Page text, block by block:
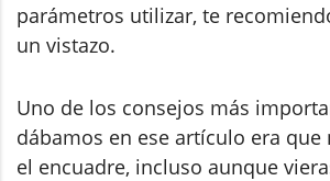
parámetros utilizar, te
un vistazo.
Uno de los consejos más
dábamos en ese artículo era que
el encuadre, incluso aunque